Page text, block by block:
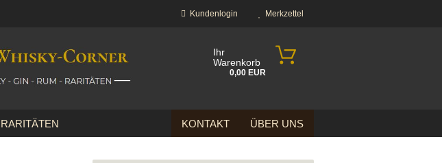
Kundenlogin
Passwort
Merkzettel
Ihr
Warenkorb
0,00 EUR
RARITÄTEN KONTAKT ÜBER UNS